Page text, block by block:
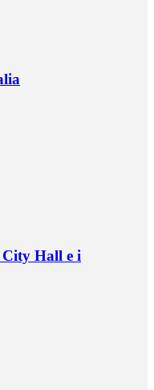
City Hall e i